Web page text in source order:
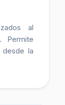
al
Permite
desde la